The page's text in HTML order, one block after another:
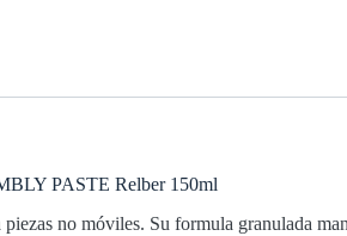
PASTE Relber 150ml
piezas no móviles. Su formula granulada